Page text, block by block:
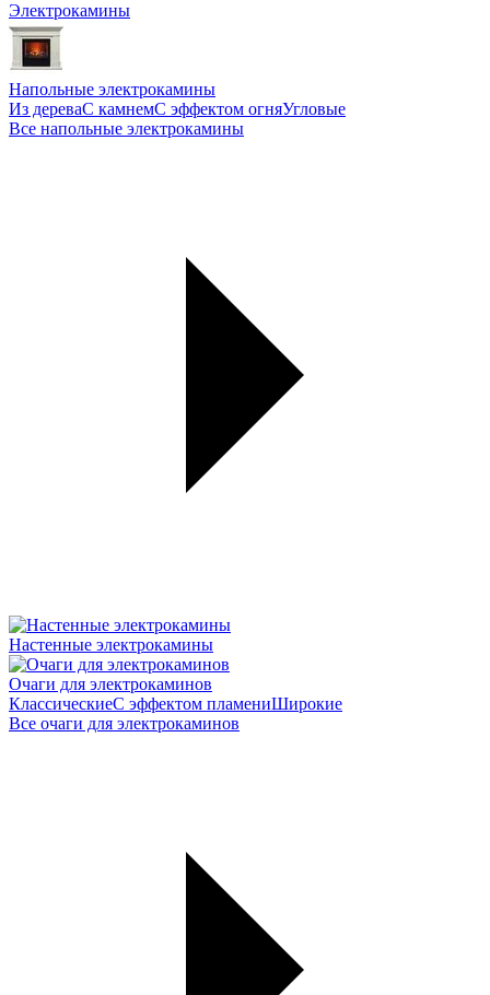
Электрокамины
Напольные электрокамины
Из дереваС камнемС эффектом огняУгловые
Все напольные электрокамины
Настенные электрокамины
Очаги для электрокаминов
КлассическиеС эффектом пламениШирокие
Все очаги для электрокаминов